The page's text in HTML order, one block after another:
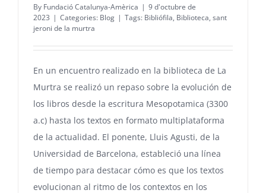
By Fundació Catalunya-Amèrica | 9 d'octubre de
2023 | Categories: Blog | Tags: Bibliófila, Biblioteca, sant
jeroni de la murtra
En un encuentro realizado en la biblioteca de La
Murtra se realizó un repaso sobre la evolución de
los libros desde la escritura Mesopotamica (3300
a.c) hasta los textos en formato multiplataforma
de la actualidad. El ponente, Lluis Agusti, de la
Universidad de Barcelona, estableció una línea
de tiempo para destacar cómo es que los textos
evolucionan al ritmo de los contextos en los